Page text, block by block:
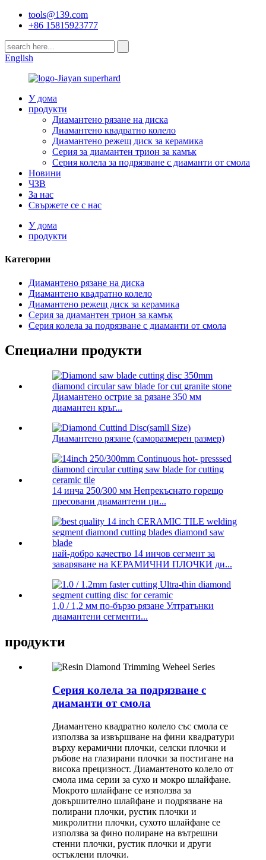
tools@139.com
+86 15815923777
English
У дома
продукти
Диамантено рязане на диска
Диамантено квадратно колело
Диамантено режещ диск за керамика
Серия за диамантен трион за камък
Серия колела за подрязване с диаманти от смола
Новини
ЧЗВ
За нас
Свържете се с нас
У дома
продукти
Категории
Диамантено рязане на диска
Диамантено квадратно колело
Диамантено режещ диск за керамика
Серия за диамантен трион за камък
Серия колела за подрязване с диаманти от смола
Специални продукти
Диамантено острие за рязане 350 мм
диамантен кръг...
Диамантено рязане (саморазмерен размер)
14 инча 250/300 мм Непрекъснато горещо
пресовани диамантени ци...
най-добро качество 14 инчов сегмент за
заваряване на КЕРАМИЧНИ ПЛОЧКИ ди...
1,0 / 1,2 мм по-бързо рязане Ултратънки
диамантени сегменти...
продукти
Серия колела за подрязване с
диаманти от смола
Диамантено квадратно колело със смола се
използва за извършване на фини квадратури
върху керамични плочки, селски плочки и
ръбове на глазирани плочки за постигане на
висока прецизност. Диамантеното колело от
смола има серии за сухо и мокро шлайфане.
Мокрото шлайфане се използва за
довършително шлайфане и подрязване на
полирани плочки, рустик плочки и
микролитни плочки, сухото шлайфане се
използва за фино полиране на вътрешни
стенни плочки, рустик плочки и други
остъклени плочки.